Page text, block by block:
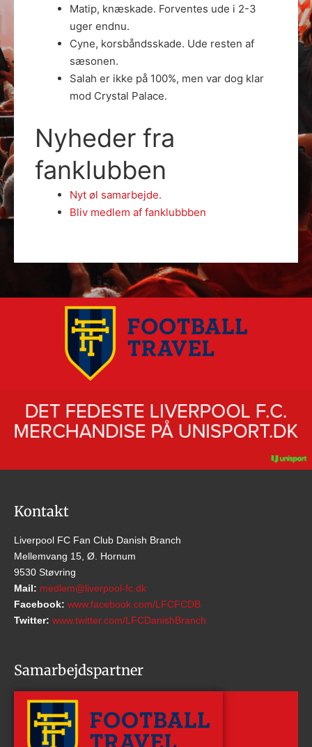
Matip, knæskade. Forventes ude i 2-3
uger endnu.
Cyne, korsbåndsskade. Ude resten af
sæsonen.
Salah er ikke på 100%, men var dog klar
mod Crystal Palace.
Nyheder fra
fanklubben
Nyt øl samarbejde.
Bliv medlem af fanklubbben
Kontakt
Liverpool FC Fan Club Danish Branch
Mellemvang 15, Ø. Hornum
9530 Støvring
Mail: medlem@liverpool-fc.dk
Facebook: www.facebook.com/LFCFCDB
Twitter: www.twitter.com/LFCDanishBranch
Samarbejdspartner